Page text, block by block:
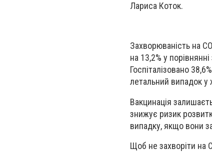
Лариса Коток.
Захворюваність на
на 13,2% у
Госпіталізовано
летальний випадок у
Вакцинація
знижує ризик
випадку, якщо вони
Щоб не захворіти на